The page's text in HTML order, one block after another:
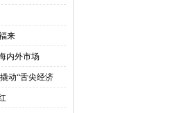
来
内外市场
动“舌尖经济